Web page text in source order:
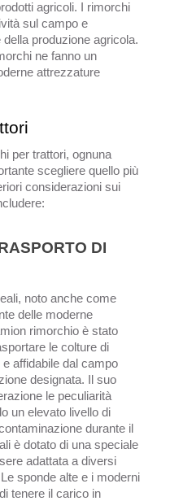
agricoli. I rimorchi
sul campo e
produzione agricola.
ne fanno un
attrezzature
per trattori, ognuna
scegliere quello più
considerazioni sui
DI
noto anche come
delle moderne
rimorchio è stato
le colture di
affidabile dal campo
designata. Il suo
le peculiarità
un elevato livello di
durante il
è dotato di una speciale
adattata a diversi
sponde alte e i moderni
tenere il carico in